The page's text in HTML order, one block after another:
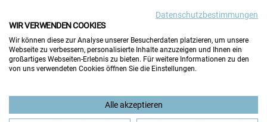
BERUFLICHE ORIENTIERUNG BEWERBUNG
Datenschutzbestimmungen
WIR VERWENDEN COOKIES
Wir können diese zur Analyse unserer Besucherdaten platzieren, um unsere
Webseite zu verbessern, personalisierte Inhalte anzuzeigen und Ihnen ein
großartiges Webseiten-Erlebnis zu bieten. Für weitere Informationen zu den
von uns verwendeten Cookies öffnen Sie die Einstellungen.
Alle akzeptieren